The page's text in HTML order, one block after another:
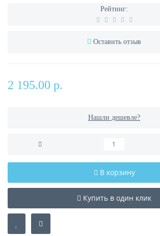
Рейтинг:
Оставить отзыв
2 195.00 р.
Нашли дешевле?
В корзину
Купить в один клик